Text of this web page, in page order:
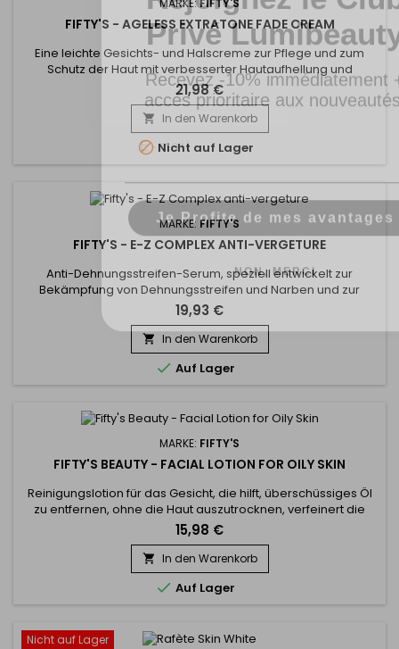
MARKE:FIFTY'S
FIFTY'S - AGELESS EXTRATONE FADE CREAM
Eine leichte Gesichts- und Halscreme zur Pflege und zum
Schutz der Haut mit verbesserter Hautaufhellung und
Feuchtigkeitsversorgung für eine glattere und strahlendere
Haut. Die Ageless Extratone Cream Plus von Fifty's enthält eine
exklusive Mischung aus Cashewnusskernöl und Sheabutter,
die so formuliert ist, dass sie das Auftreten dunkler Flecken
für...
21,98 €
 In den Warenkorb
 Nicht auf Lager
MARKE: FIFTY'S
FIFTY'S - E-Z COMPLEX ANTI-VERGETURE
Anti-Dehnungsstreifen-Serum, speziell entwickelt zur
Bekämpfung von Dehnungsstreifen und Narben und zur
Vereinheitlichung des Teints. Der aus Cashewnussöl und
Lavendelöl hergestellte E-Z Anti-Stretch Mark Complex Fifty's
zieht schnell ein und macht die Haut weich und glatt. Es hilft,
den Hautton auszugleichen und Ihre Haut gesund und
jugendlich aussehen...
19,93 €
 In den Warenkorb
 Auf Lager
MARKE: FIFTY'S
FIFTY'S BEAUTY - FACIAL LOTION FOR OILY SKIN
Reinigungslotion für das Gesicht, die hilft, überschüssiges Öl
zu entfernen, ohne die Haut auszutrocknen, verfeinert die
Poren, peelt und reduziert Hautunreinheiten und Glanz. Die
auf reinigender Salicylsäure basierende Fiftys Beauty
Purifying Lotion für fettige Haut kaschiert Unreinheiten und
fördert das Eindringen ergänzender Wirkstoffe, peelt die...
15,98 €
 In den Warenkorb
 Auf Lager
Nicht auf Lager
Privé
Recevez -10% immédiatement
accès prioritaire aux
Email
Je Profite de mes avantages
NON, MERCI